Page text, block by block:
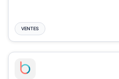
VENTES